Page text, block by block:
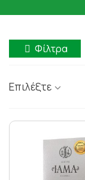
Φίλτρα
Επιλέξτε